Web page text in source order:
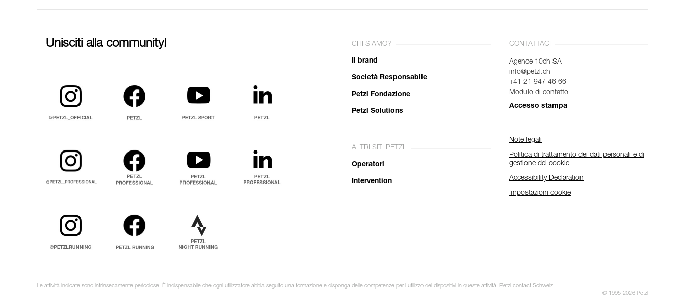
Unisciti alla community! CHI SIAMO?
Il brand
Società Responsabile
Petzl Fondazione
Petzl Solutions
ALTRI SITI PETZL
Operatori
Intervention
CONTATTACI
Agence 10ch SA
info@petzl.ch
+41 21 947 46 66
Modulo di contatto
Accesso stampa
Note legali
Politica di trattamento dei dati personali e di
gestione dei cookie
Accessibility Declaration
Impostazioni cookie
Le attività indicate sono intrinsecamente pericolose. È indispensabile che ogni utilizzatore abbia seguito una formazione e disponga delle competenze per l’utilizzo dei dispositivi in queste attività. Petzl contact Schweiz
© 1995-2026 Petzl